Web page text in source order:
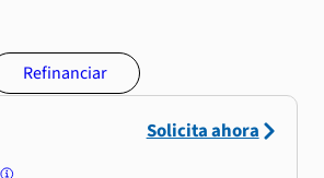
Refinanciar
Solicita ahora